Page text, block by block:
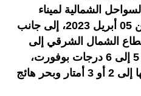
الشمالية لميناء
العيون، اضطرابات، ابتداء من 05 أبريل 2023، إلى جانب
الشمال الشرقي إلى
الشمال، تتراوح سرعتها من 5 إلى 6 درجات بوفورت،
مصحوبة بموجات يصل طولها إلى 2 أو 3 أمتار وبحر هائج